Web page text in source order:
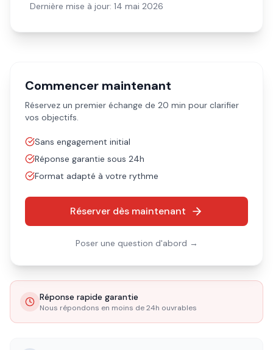
Dernière mise à jour: 14 mai 2026
Commencer maintenant
Réservez un premier échange de 20 min pour clarifier
vos objectifs.
Sans engagement initial
Réponse garantie sous 24h
Format adapté à votre rythme
Réserver dès maintenant
Poser une question d'abord →
Réponse rapide garantie
Nous répondons en moins de 24h ouvrables